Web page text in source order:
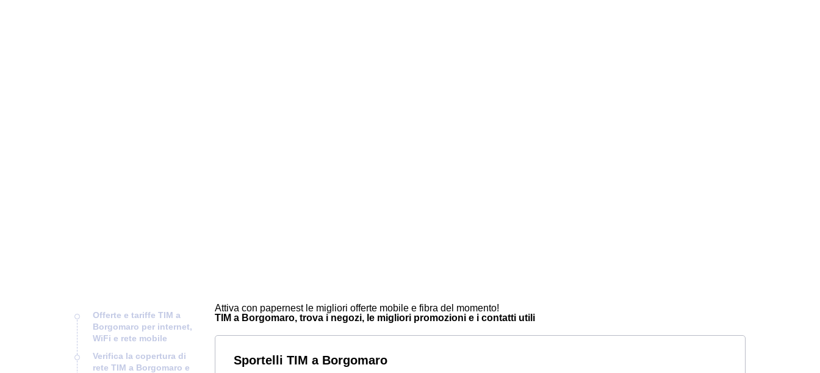
Offerte e tariffe TIM a
Borgomaro per internet,
WiFi e rete mobile
Verifica la copertura di
rete TIM a Borgomaro e
Attiva con papernest le migliori offerte mobile e fibra del momento!
TIM a Borgomaro, trova i negozi, le migliori promozioni e i contatti utili
Sportelli TIM a Borgomaro